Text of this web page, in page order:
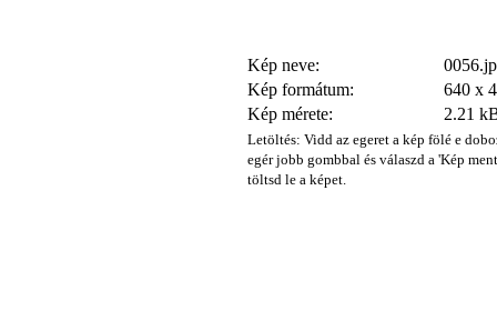
Kép neve:
Kép formátum:
640 x
Kép mérete:
2.21
Letöltés: Vidd az egeret a kép fölé e
egér jobb gombbal és válaszd a 'Kép
töltsd le a képet.